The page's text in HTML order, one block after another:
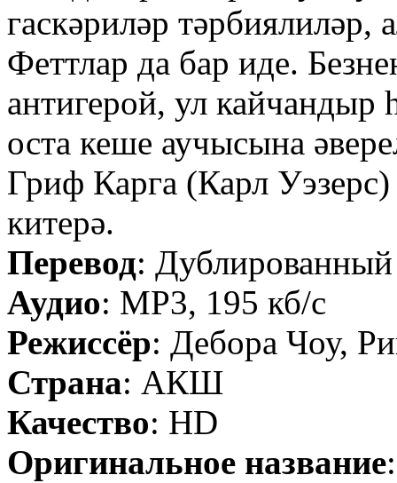
гаскәриләр
Феттлар да бар иде.
антигерой, ул кайчандыр
оста кеше аучысына
Гриф Карга (Карл
китерә.
Перевод: Дублированный
Аудио: MP3, 195 кб/с
Режиссёр: Дебора Чоу,
Страна: АКШ
Качество: HD
Оригинальное название